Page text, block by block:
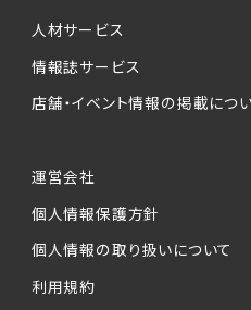
人材サービス
情報誌サービス
店舗・イベント情報の掲載につ
運営会社
個人情報保護方針
個人情報の取り扱いについて
利用規約